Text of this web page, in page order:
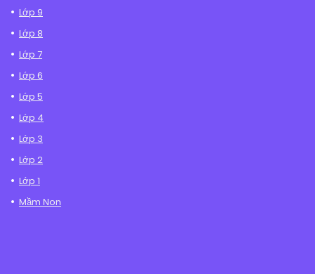
Lớp 9
Lớp 8
Lớp 7
Lớp 6
Lớp 5
Lớp 4
Lớp 3
Lớp 2
Lớp 1
Mầm Non